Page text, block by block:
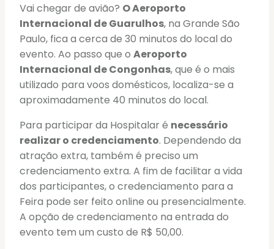
Vai chegar de avião? O Aeroporto
Internacional de Guarulhos, na Grande São
Paulo, fica a cerca de 30 minutos do local do
evento. Ao passo que o Aeroporto
Internacional de Congonhas, que é o mais
utilizado para voos domésticos, localiza-se a
aproximadamente 40 minutos do local.
Para participar da Hospitalar é necessário
realizar o credenciamento. Dependendo da
atração extra, também é preciso um
credenciamento extra. A fim de facilitar a vida
dos participantes, o credenciamento para a
Feira pode ser feito online ou presencialmente.
A opção de credenciamento na entrada do
evento tem um custo de R$ 50,00.